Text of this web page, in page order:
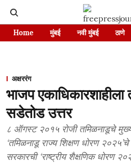
Home मुंबई नवी मुंबई ठाणे
अक्षररंग
भाजप
सडेतोड उत्तर
८ ऑगस्ट २०१५ रोजी तमिळनाडूचे
‘तमिळनाडू राज्य शिक्षण धोरण
सरकारची ‘राष्ट्रीय शैक्षणिक धोरण